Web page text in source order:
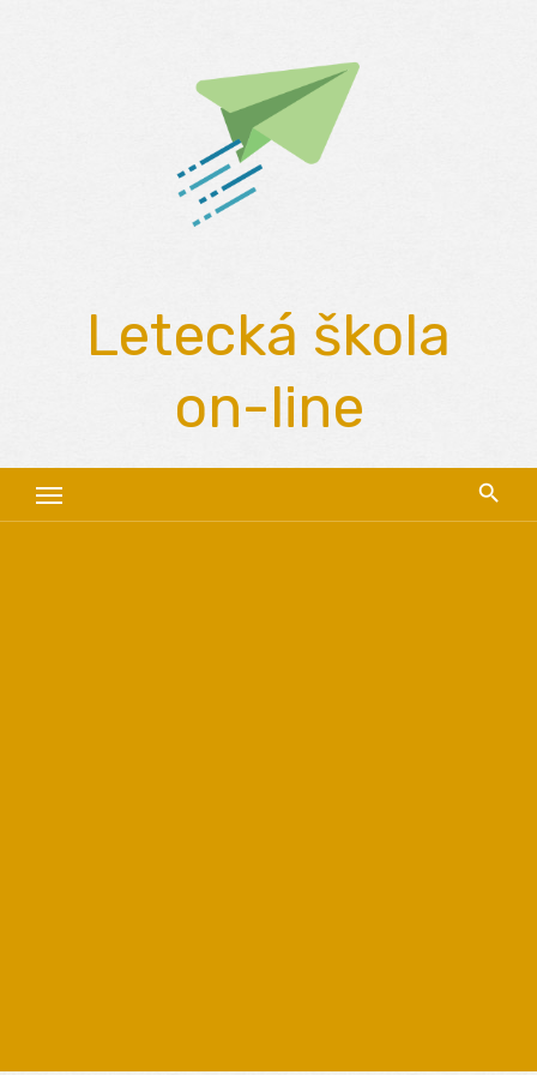
Letecká škola
on-line